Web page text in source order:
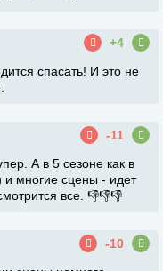
+4
спасать! И это не
-11
А в 5 сезоне как в
многие сцены - идет
все. 👎👎👎
-10